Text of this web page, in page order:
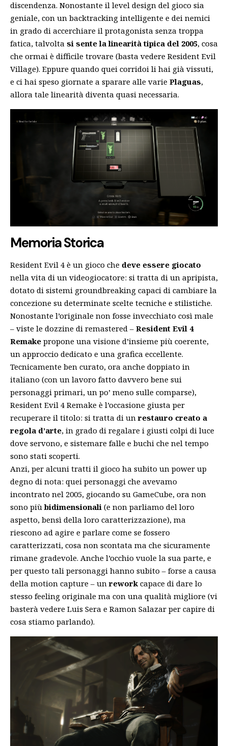
discendenza. Nonostante il level design del gioco sia
geniale, con un backtracking intelligente e dei nemici
in grado di accerchiare il protagonista senza troppa
fatica, talvolta si sente la linearità tipica del 2005, cosa
che ormai è difficile trovare (basta vedere Resident Evil
Village). Eppure quando quei corridoi li hai già vissuti,
e ci hai speso giornate a sparare alle varie Plaguas,
allora tale linearità diventa quasi necessaria.
Memoria Storica
Resident Evil 4 è un gioco che deve essere giocato
nella vita di un videogiocatore: si tratta di un apripista,
dotato di sistemi groundbreaking capaci di cambiare la
concezione su determinate scelte tecniche e stilistiche.
Nonostante l’originale non fosse invecchiato così male
– viste le dozzine di remastered – Resident Evil 4
Remake propone una visione d’insieme più coerente,
un approccio dedicato e una grafica eccellente.
Tecnicamente ben curato, ora anche doppiato in
italiano (con un lavoro fatto davvero bene sui
personaggi primari, un po’ meno sulle comparse),
Resident Evil 4 Remake è l’occasione giusta per
recuperare il titolo: si tratta di unrestauro creato a
regola d’arte, in grado di regalare i giusti colpi di luce
dove servono, e sistemare falle e buchi che nel tempo
sono stati scoperti.
Anzi, per alcuni tratti il gioco ha subito un power up
degno di nota: quei personaggi che avevamo
incontrato nel 2005, giocando su GameCube, ora non
sono piùbidimensionali (e non parliamo del loro
aspetto, bensì della loro caratterizzazione), ma
riescono ad agire e parlare come se fossero
caratterizzati, cosa non scontata ma che sicuramente
rimane gradevole. Anche l’occhio vuole la sua parte, e
per questo tali personaggi hanno subito – forse a causa
della motion capture – unreworkcapace di dare lo
stesso feeling originale ma con una qualità migliore (vi
basterà vedere Luis Sera e Ramon Salazar per capire di
cosa stiamo parlando).